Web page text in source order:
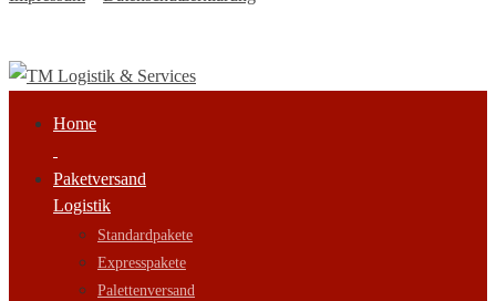
Home
Paketversand
Logistik
Standardpakete
Expresspakete
Palettenversand